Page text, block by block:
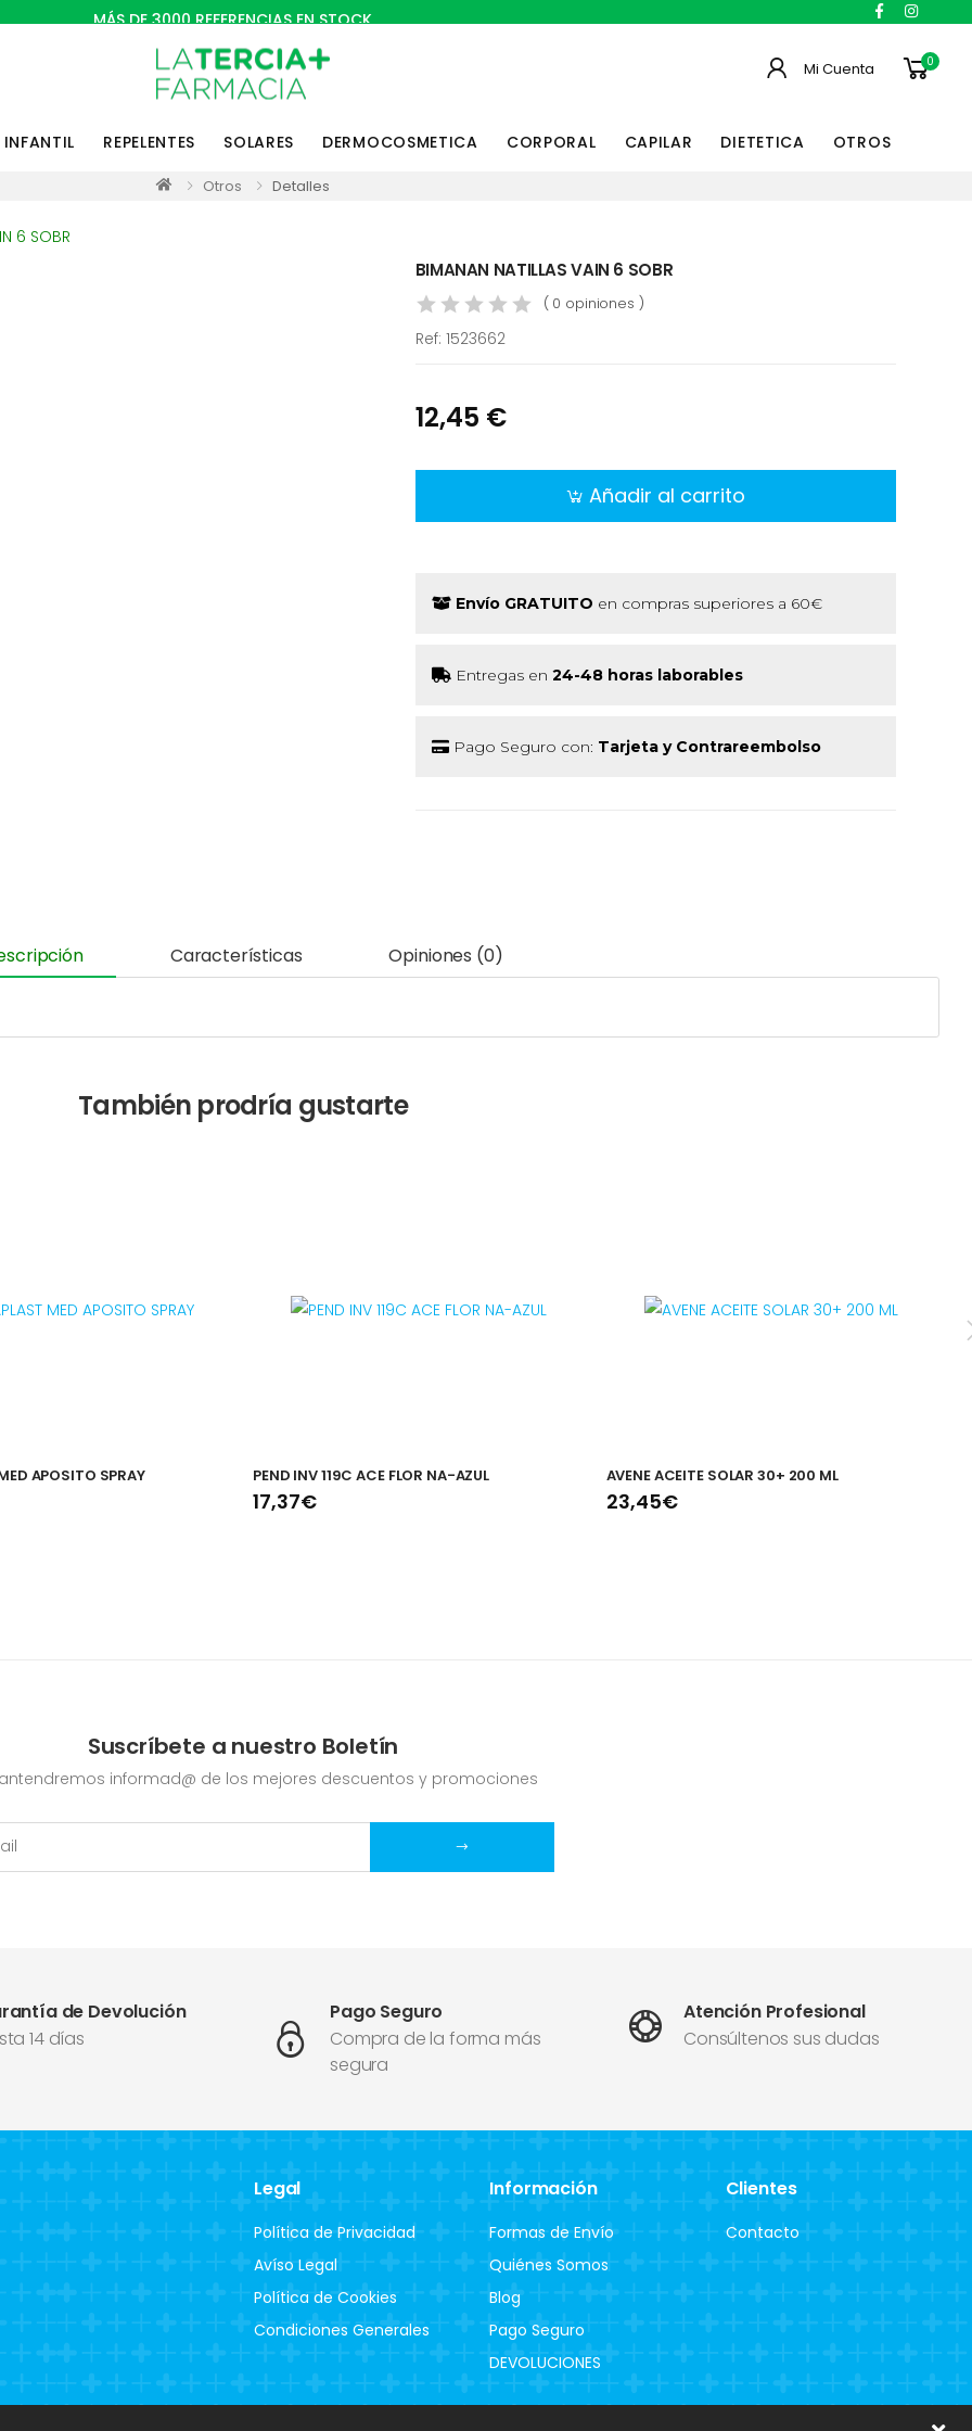
MÁS DE 3000 REFERENCIAS EN STOCK
Mi Cuenta 0
INFANTIL REPELENTES SOLARES DERMOCOSMETICA CORPORAL CAPILAR DIETETICA OTROS
Otros Detalles
BIMANAN NATILLAS VAIN 6 SOBR
( 0 opiniones )
Ref: 1523662
12,45 €
Añadir al carrito
Envío GRATUITO en compras superiores a 60€
Entregas en 24-48 horas laborables
Pago Seguro con: Tarjeta y Contrareembolso
Características Opiniones (0)
También prodría gustarte
APOSITO SPRAY PEND INV 119C ACE FLOR NA-AZUL
17,37€
AVENE ACEITE SOLAR 30+ 200 ML
23,45€
Suscríbete a nuestro Boletín
informad@ de los mejores descuentos y promociones
de Devolución
14 días
Pago Seguro
Compra de la forma más
segura
Atención Profesional
Consúltenos sus dudas
Legal
Política de Privacidad
Avíso Legal
Política de Cookies
Condiciones Generales
Información
Formas de Envío
Quiénes Somos
Blog
Pago Seguro
DEVOLUCIONES
Clientes
Contacto